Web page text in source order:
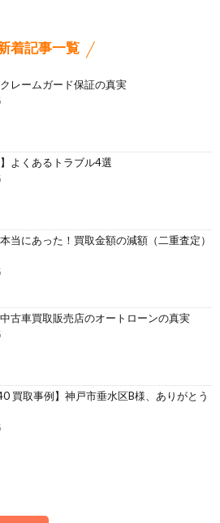
着記事一覧
クレームガード保証の真実
】よくあるトラブル4選
本当にあった！買取金額の減額（二重査定）
中古車買取販売店のオートローンの真実
買取事例】神戸市垂水区B様、ありがとう